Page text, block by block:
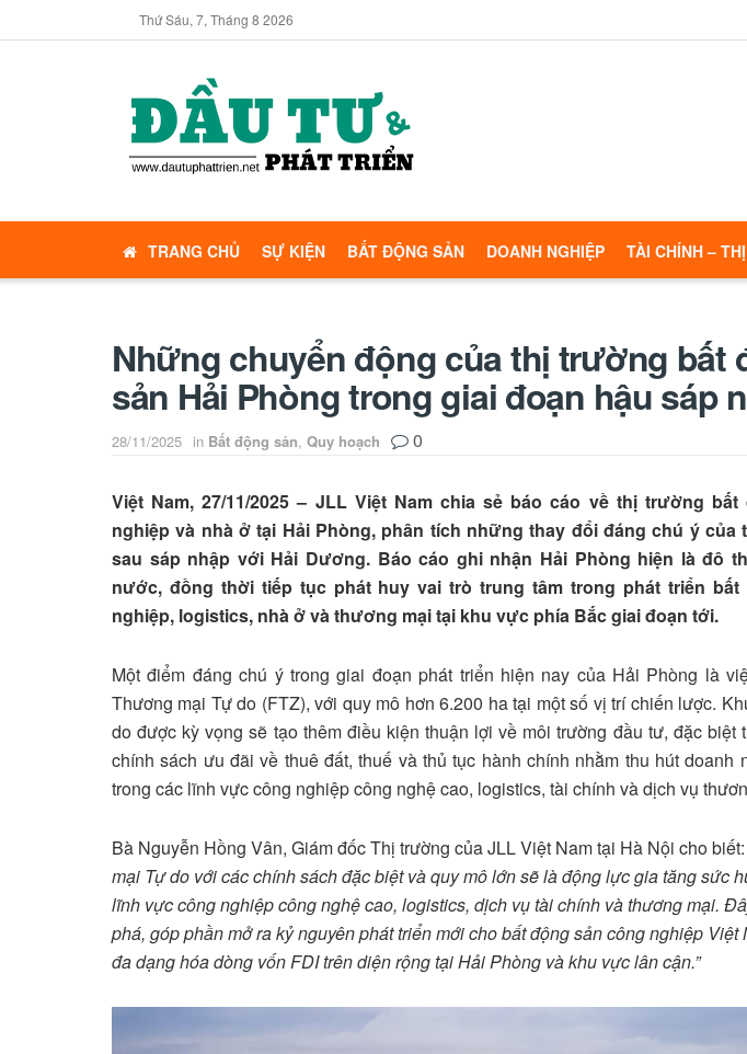
Thứ Sáu, 7, Tháng 8 2026
TRANG CHỦ SỰ KIỆN BẤT ĐỘNG SẢN DOANH NGHIỆP TÀI CHÍNH –
Những chuyển động của thị trường bất
sản Hải Phòng trong giai đoạn hậu sáp
28/11/2025 in Bất động sản, Quy hoạch 0
Việt Nam, 27/11/2025 – JLL Việt Nam chia sẻ báo cáo về thị trường
nghiệp và nhà ở tại Hải Phòng, phân tích những thay đổi đáng chú ý của
sau sáp nhập với Hải Dương. Báo cáo ghi nhận Hải Phòng hiện là đô
nước, đồng thời tiếp tục phát huy vai trò trung tâm trong phát triển bất
nghiệp, logistics, nhà ở và thương mại tại khu vực phía Bắc giai đoạn tới.
Một điểm đáng chú ý trong giai đoạn phát triển hiện nay của Hải Phòng là
Thương mại Tự do (FTZ), với quy mô hơn 6.200 ha tại một số vị trí chiến lược.
do được kỳ vọng sẽ tạo thêm điều kiện thuận lợi về môi trường đầu tư, đặc biệt
chính sách ưu đãi về thuê đất, thuế và thủ tục hành chính nhằm thu hút doanh
trong các lĩnh vực công nghiệp công nghệ cao, logistics, tài chính và dịch vụ
Bà Nguyễn Hồng Vân, Giám đốc Thị trường của JLL Việt Nam tại Hà Nội cho biết:
mại Tự do với các chính sách đặc biệt và quy mô lớn sẽ là động lực gia tăng sức
lĩnh vực công nghiệp công nghệ cao, logistics, dịch vụ tài chính và thương mại.
phá, góp phần mở ra kỷ nguyên phát triển mới cho bất động sản công nghiệp Việt
đa dạng hóa dòng vốn FDI trên diện rộng tại Hải Phòng và khu vực lân cận.”